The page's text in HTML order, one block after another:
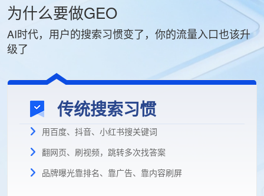
AI可见性评估
为什么要做GEO
AI时代，用户的搜索习惯变了，你的流量入口也该升
级了
传统搜索习惯
用百度、抖音、小红书搜关键词
翻网页、刷视频，跳转多次找答案
品牌曝光靠排名、靠广告、靠内容刷屏